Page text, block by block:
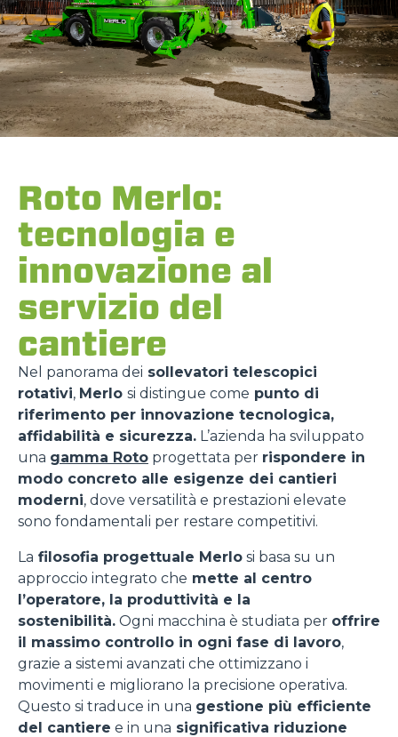
Roto Merlo:
tecnologia e
innovazione al
servizio del
cantiere
Nel panorama dei sollevatori telescopici
rotativi, Merlo si distingue come punto di
riferimento per innovazione tecnologica,
affidabilità e sicurezza. L’azienda ha sviluppato
una gamma Roto progettata per rispondere in
modo concreto alle esigenze dei cantieri
moderni, dove versatilità e prestazioni elevate
sono fondamentali per restare competitivi.
La filosofia progettuale Merlo si basa su un
approccio integrato che mette al centro
l’operatore, la produttività e la
sostenibilità. Ogni macchina è studiata per offrire
il massimo controllo in ogni fase di lavoro,
grazie a sistemi avanzati che ottimizzano i
movimenti e migliorano la precisione operativa.
Questo si traduce in una gestione più efficiente
del cantiere e in una significativa riduzione